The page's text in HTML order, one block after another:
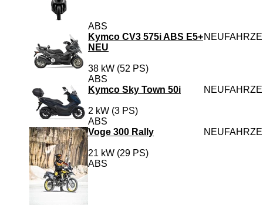
ABS
Kymco CV3 575i ABS E5+
NEU
38 kW (52 PS)
ABS
Kymco Sky Town 50i
2 kW (3 PS)
ABS
Voge 300 Rally
21 kW (29 PS)
ABS